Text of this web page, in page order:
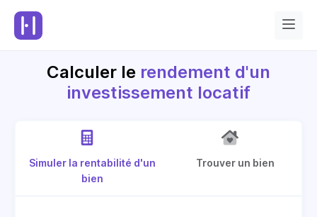
Calculer le rendement d'un
investissement locatif
Simuler la rentabilité d'un
bien
Trouver un bien